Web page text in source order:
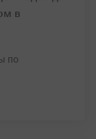
в
по